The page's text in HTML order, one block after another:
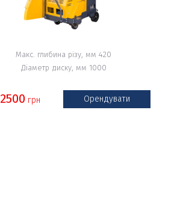
Макс. глибина різу, мм 420
Діаметр диску, мм 1000
2500 грн Орендувати